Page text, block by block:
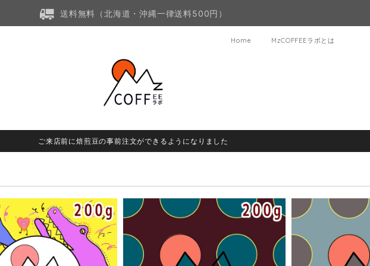
送料無料（北海道・沖縄一律送料500円）
Home MzCOFFEEラボとは
ご来店前に焙煎豆の事前注文ができるようになりました